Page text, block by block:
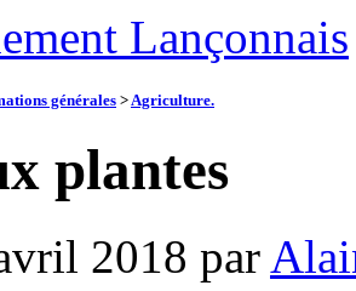
Lançonnais
générales >Agriculture.
plantes
2018 par